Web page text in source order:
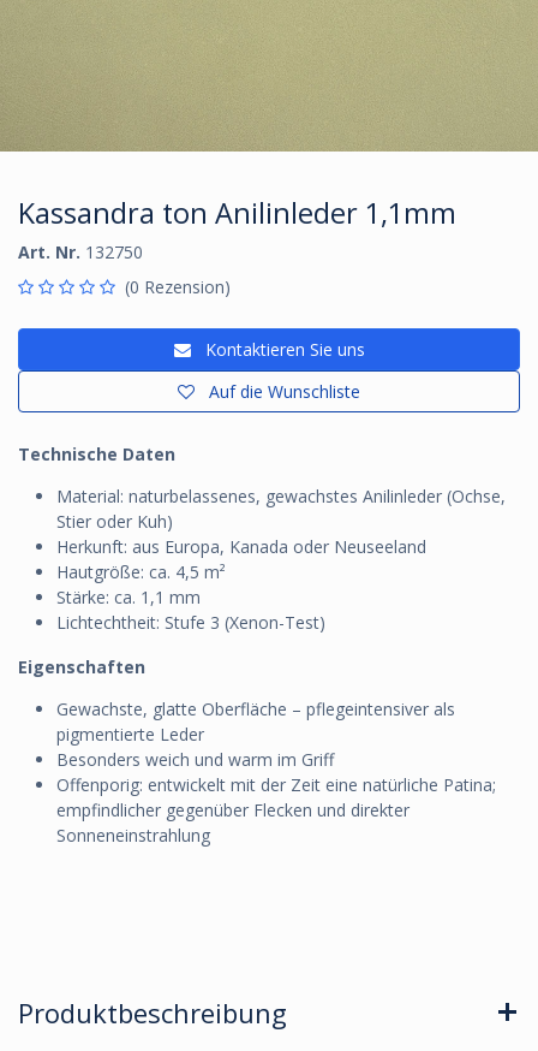
Kassandra ton Anilinleder 1,1mm
Art. Nr. 132750
(0 Rezension)
Kontaktieren Sie uns
Auf die Wunschliste
Technische Daten
Material: naturbelassenes, gewachstes Anilinleder (Ochse,
Stier oder Kuh)
Herkunft: aus Europa, Kanada oder Neuseeland
Hautgröße: ca. 4,5 m²
Stärke: ca. 1,1 mm
Lichtechtheit: Stufe 3 (Xenon-Test)
Eigenschaften
Gewachste, glatte Oberfläche – pflegeintensiver als
pigmentierte Leder
Besonders weich und warm im Griff
Offenporig: entwickelt mit der Zeit eine natürliche Patina;
empfindlicher gegenüber Flecken und direkter
Sonneneinstrahlung
Produktbeschreibung